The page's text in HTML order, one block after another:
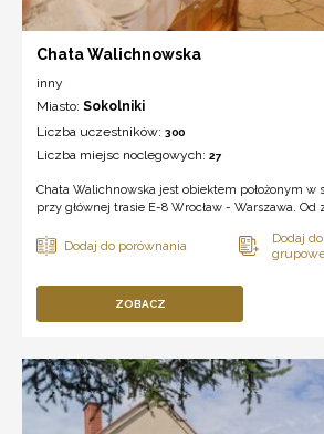
Chata Walichnowska
inny
Miasto: Sokolniki
Liczba uczestników: 300
Liczba miejsc noclegowych: 27
Chata Walichnowska jest obiektem położonym w
przy głównej trasie E-8 Wrocław - Warszawa. Od
ZOBACZ